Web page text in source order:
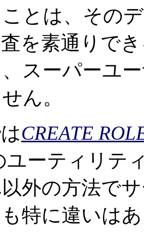
とは、その
を素通りで
スーパーユ
ん。
はCREATE
ユーティリテ
外の方法で
特に違いは